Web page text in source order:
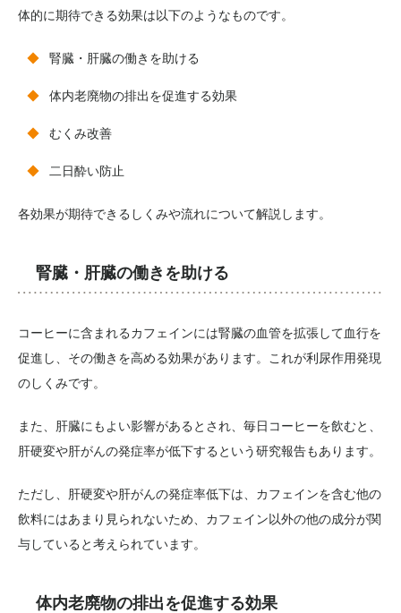
体的に期待できる効果は以下のようなものです。
腎臓・肝臓の働きを助ける
体内老廃物の排出を促進する効果
むくみ改善
二日酔い防止
各効果が期待できるしくみや流れについて解説します。
腎臓・肝臓の働きを助ける
コーヒーに含まれるカフェインには腎臓の血管を拡張して血行を
促進し、その働きを高める効果があります。これが利尿作用発現
のしくみです。
また、肝臓にもよい影響があるとされ、毎日コーヒーを飲むと、
肝硬変や肝がんの発症率が低下するという研究報告もあります。
ただし、肝硬変や肝がんの発症率低下は、カフェインを含む他の
飲料にはあまり見られないため、カフェイン以外の他の成分が関
与していると考えられています。
体内老廃物の排出を促進する効果